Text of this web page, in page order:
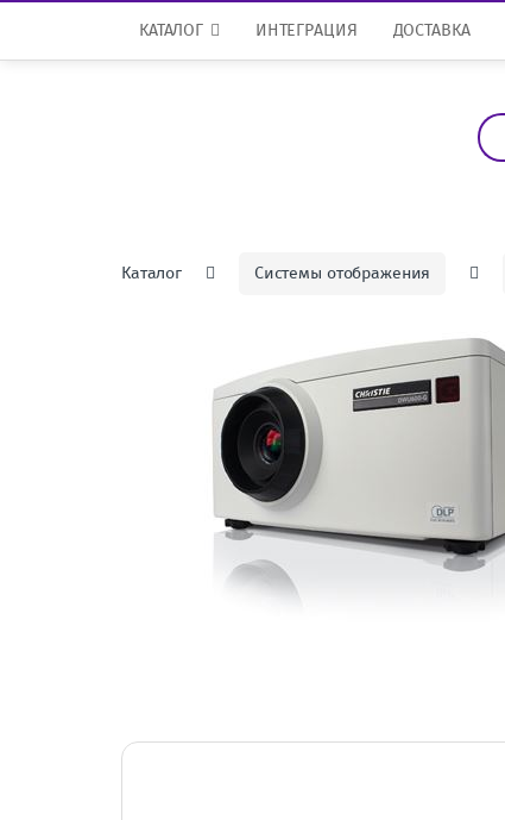
КАТАЛОГ
ИНТЕГРАЦИЯ ДОСТАВКА
И
с
Каталог Системы отображения